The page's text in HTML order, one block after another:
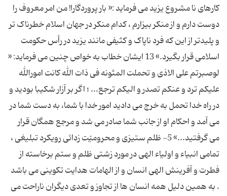
کارهای نا مشروع یزید می فرماید :« بار پروردگارا! من امر معروف را
دوست دارم و از منکر بیزارم ، کدام منکر در جهان اسلام خطرناک تر
و پلیدتر از این که فرد ناپاک و کثیفی مانند یزید در رأس حکومت
اسلامی قرار بگیرد.» 13 ایشان خطاب به خواص چنین می فرماید: «
لوصبرتم علی الاذی و تحملت المثونه فی ذات الله کانت امورالله
علیکم ترد و عنکم تصدر و الیکم ترجع... ؛ اگر بر آزار شکیبا بودید و
در راه خدا تحمل به خرج می دادید امور خدا با شما، به دست شما در
می آمد و احکام او از جانب شما صادر می شد و مرجع همگان قرار
می گرفتید...» 5- ظلم ستیزی و محرومیّت زدائی رویکرد تبلیغی ،
تمامی انبیاء و اولیاء الهی در مورد زشتی ظلم و ستم برخاسته از
فطرت و آفرینش الهی انسان و از الهامات هدایت تکوینی می باشد
. به همین دلیل همه انسان ها از تجاوز و تعدی دیگران ناراحت می